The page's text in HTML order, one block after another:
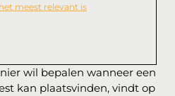
wil bepalen wanneer een
kan plaatsvinden, vindt op
meest relevant is